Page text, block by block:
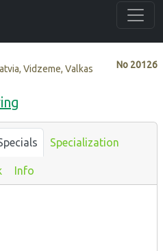
No 20126
Vidzeme, Valkas
Specialization
Info